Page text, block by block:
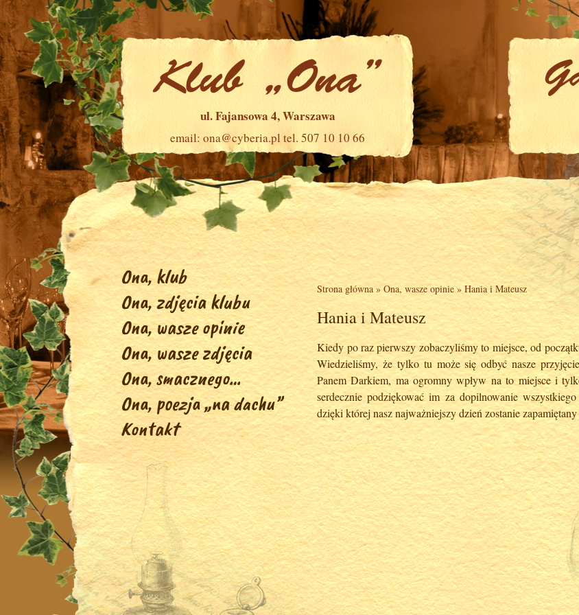
ul. Fajansowa 4, Warszawa
email: ona@cyberia.pltel. 507 10 10 66
Ona, klub
Ona, zdjęcia klubu
Ona, wasze opinie
Ona, wasze zdjęcia
Ona, smacznego…
Ona, poezja „na dachu”
Kontakt
Strona główna»Ona, wasze opinie»Hania i Mateusz
Hania i Mateusz
Kiedy po raz pierwszy zobaczyliśmy to miejsce, od
Wiedzieliśmy, że tylko tu może się odbyć nasze
Panem Darkiem, ma ogromny wpływ na to miejsce i
serdecznie podziękować im za dopilnowanie
dzięki której nasz najważniejszy dzień zostanie